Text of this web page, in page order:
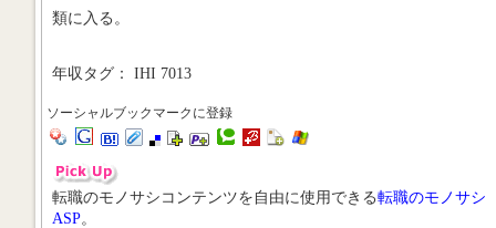
類に入る。
年収タグ： IHI 7013
ソーシャルブックマークに登録
転職のモノサシコンテンツを自由に使用できる転職のモノサシ
ASP。